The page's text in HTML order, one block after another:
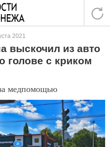
2021
выскочил из авто
голове с криком
медпомощью